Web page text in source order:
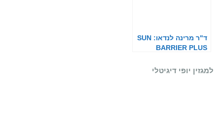
ד"ר מרינה לנדאו: SUN
BARRIER PLUS
למגזין יופי דיגיטלי